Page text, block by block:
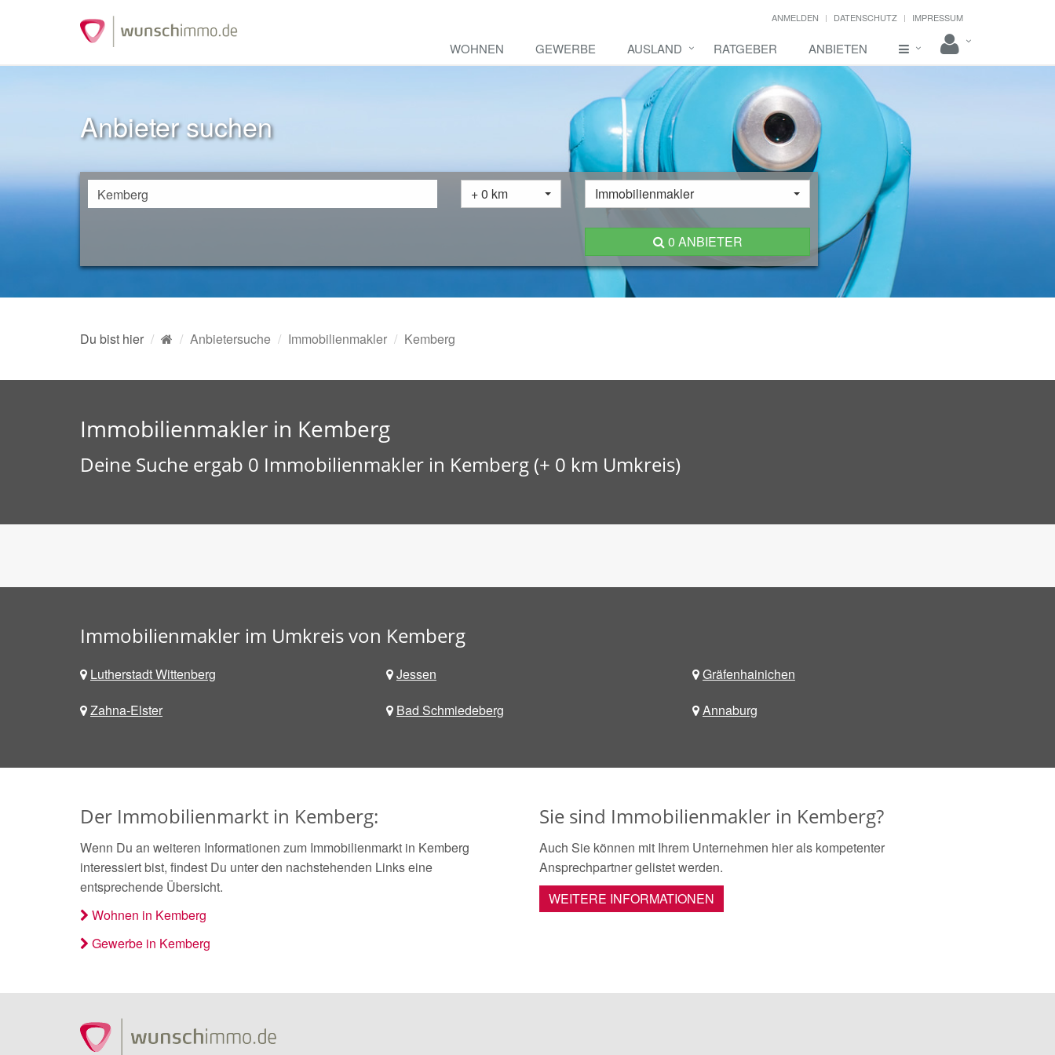
ANMELDEN DATENSCHUTZ IMPRESSUM
WOHNEN GEWERBE AUSLAND RATGEBER ANBIETEN
Anbieter suchen
+ 0 km Immobilienmakler
0 ANBIETER
Du bist hier Anbietersuche Immobilienmakler Kemberg
Immobilienmakler in Kemberg
Deine Suche ergab 0 Immobilienmakler in Kemberg (+ 0 km Umkreis)
Immobilienmakler im Umkreis von Kemberg
Lutherstadt Wittenberg Jessen
Gräfenhainichen
Zahna-Elster
Bad Schmiedeberg Annaburg
Der Immobilienmarkt in Kemberg:
Wenn Du an weiteren Informationen zum Immobilienmarkt in Kemberg
interessiert bist, findest Du unter den nachstehenden Links eine
entsprechende Übersicht.
Wohnen in Kemberg
Gewerbe in Kemberg
Sie sind Immobilienmakler in Kemberg?
Auch Sie können mit Ihrem Unternehmen hier als kompetenter
Ansprechpartner gelistet werden.
WEITERE INFORMATIONEN